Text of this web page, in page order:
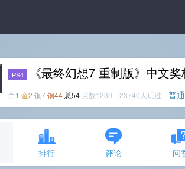
PS4 《最终幻想7 重制版》中文
白1 金2 银7 铜44 总54 点数1230 23740人玩过 普通
排行 评论 问